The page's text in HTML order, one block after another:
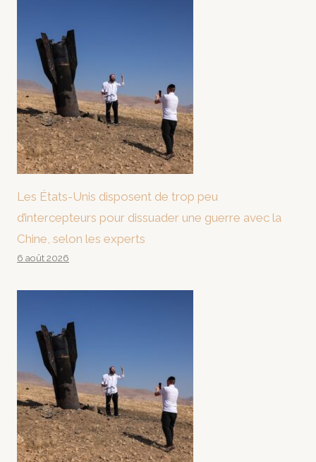
Les États-Unis disposent de trop peu
d’intercepteurs pour dissuader une guerre avec la
Chine, selon les experts
6 août 2026